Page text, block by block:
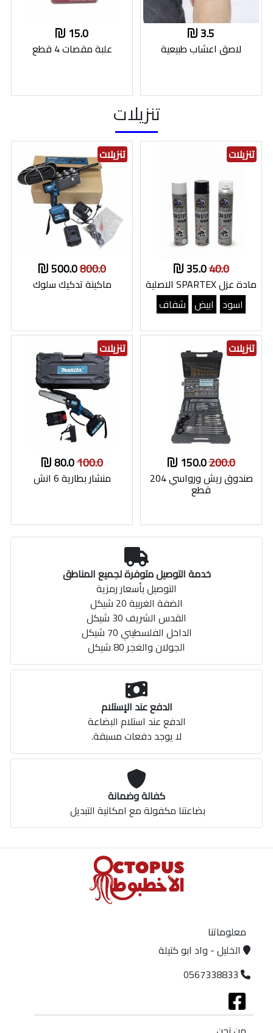
3.5
لاصق اعشاب طبيعية
15.0
علبة مقصات 4 قطع
تنزيلات
تنزيلات
40.0
35.0
مادة عزل SPARTEX الاصلية
اسود ابيض شفاف
تنزيلات
800.0
500.0
ماكينة تدكيك سلوك
تنزيلات
200.0
150.0
صندوق ريش ورواسي 204
قطع
تنزيلات
100.0
80.0
منشار بطارية 6 انش
خدمة التوصيل متوفرة لجميع المناطق
التوصيل بأسعار رمزية
الضفة الغربية 20 شيكل
القدس الشريف 30 شيكل
الداخل الفلسطيني 70 شيكل
الجولان والغجر 80 شيكل
الدفع عند الإستلام
الدفع عند استلام البضاعة
لا يوجد دفعات مسبقة.
كفالة وضمانة
بضاعتنا مكفولة مع امكانية التبديل
معلوماتنا
الخليل - واد ابو كتيلة
0567338833